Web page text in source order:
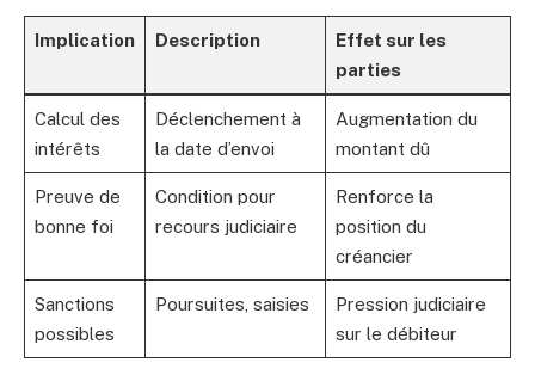
Implication Description
Effet sur les
parties
Calcul des
intérêts
Déclenchement à
la date d’envoi
Augmentation du
montant dû
Preuve de
bonne foi
Condition pour
recours judiciaire
Renforce la
position du
créancier
Sanctions
possibles
Poursuites, saisies
Pression judiciaire
sur le débiteur